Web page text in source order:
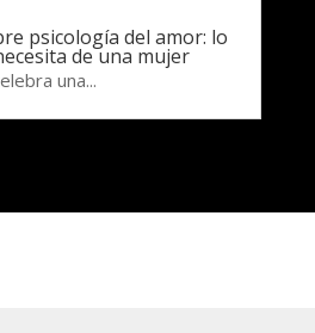
psicología del amor: lo
de una mujer
una...